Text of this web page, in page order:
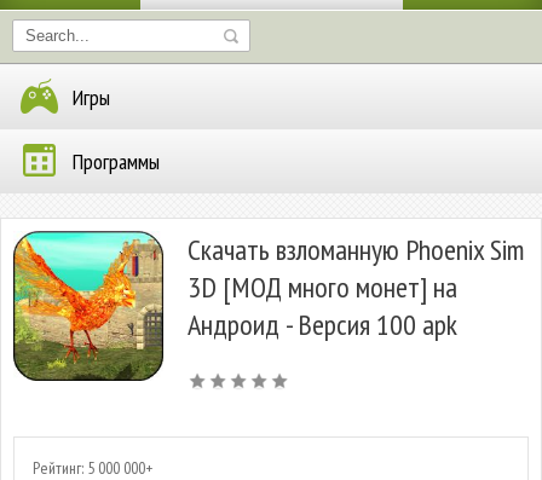
Игры
Программы
Скачать взломанную Phoenix Sim
3D [МОД много монет] на
Андроид - Версия 100 apk
Рейтинг: 5 000 000+